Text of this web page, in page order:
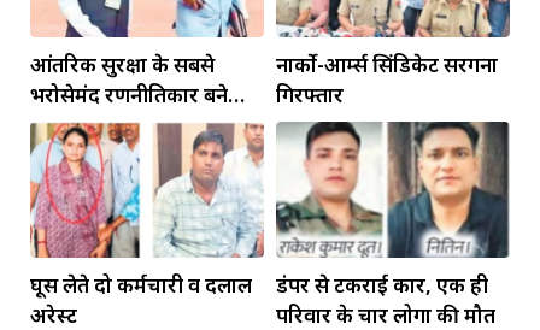
आंतरिक सुरक्षा के सबसे
भरोसेमंद रणनीतिकार बने
रहेंगे गोविंद मोहन
नार्को-आर्म्स सिंडिकेट सरगना
गिरफ्तार
घूस लेते दो कर्मचारी व दलाल
अरेस्ट
डंपर से टकराई कार, एक ही
परिवार के चार लोगों की मौत